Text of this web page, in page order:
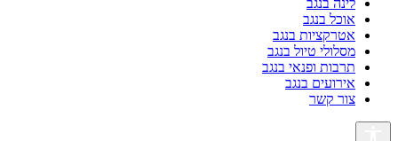
אוכל בנגב
אטרקציות בנגב
מסלולי טיול בנגב
תרבות ופנאי בנגב
אירועים בנגב
צור קשר